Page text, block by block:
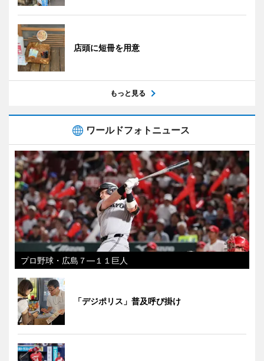
店頭に短冊を用意
もっと見る
ワールドフォトニュース
プロ野球・広島７―１１巨人
「デジポリス」普及呼び掛け